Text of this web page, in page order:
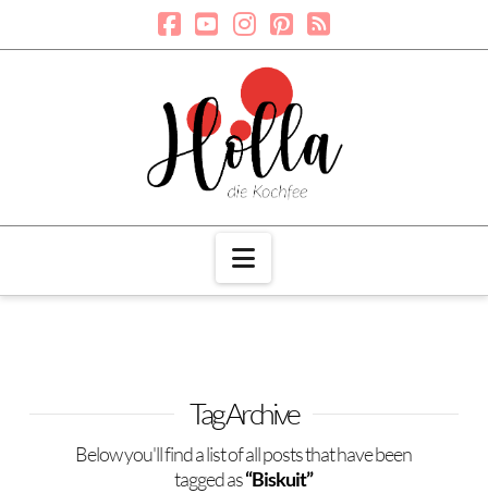
Navigation
Tag Archive
Below you'll find a list of all posts that have been
tagged as“Biskuit”